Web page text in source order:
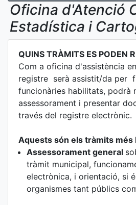
Oficina d'Atenció
Estadística i
QUINS TRÀMITS ES PODEN
Com a oficina d'assistència
registre serà assistit/da per
funcionàries habilitats, podrà
assessorament i presentar
través del registre electrònic.
Aquests són els tràmits més
Assessorament general
tràmit municipal,
electrònica, i orientació, si
organismes tant públics